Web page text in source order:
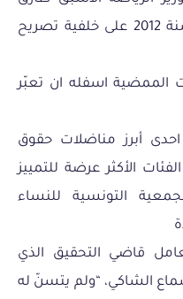
ذياب، والتي تعود أطوارها إلى سنة 2012 على خلفية تصريح
الممضية اسفله ان تعبّر
أبرز مناضلات حقوق
الأكثر عرضة للتمييز
التونسية للنساء
قاضي التحقيق الذي
الشاكي، “ولم يتسنّ له